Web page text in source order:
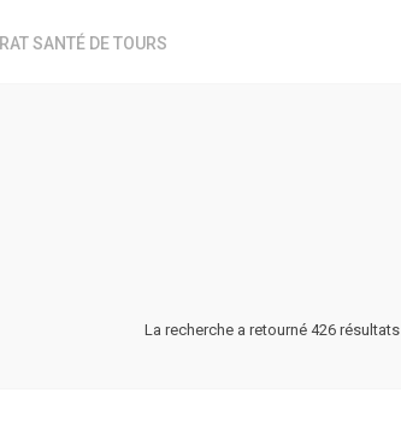
SANTÉ DE TOURS
La recherche a retourné 426 résultats